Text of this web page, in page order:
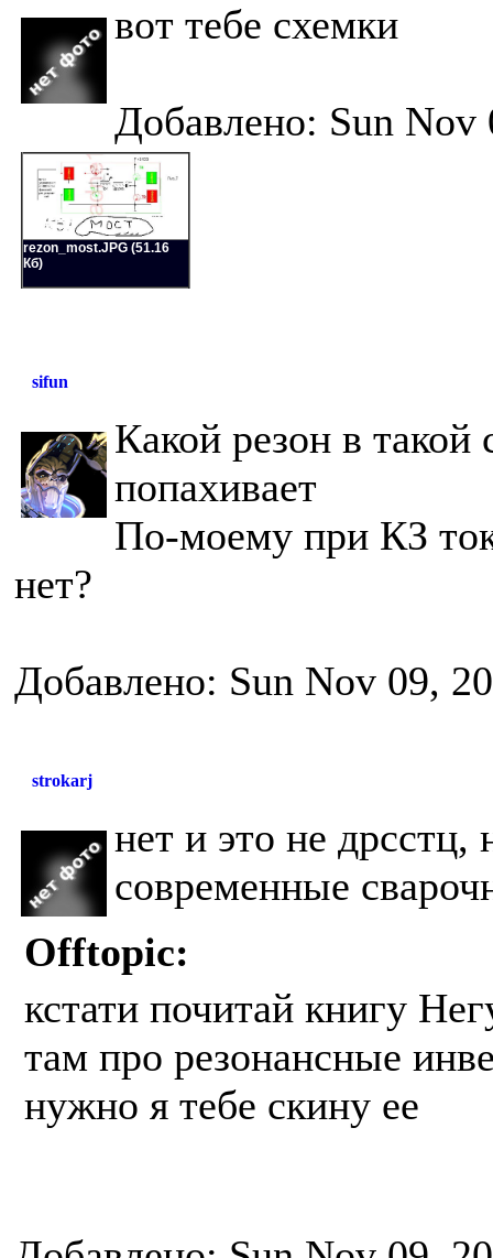
вот тебе схемки
Добавлено: Sun Nov
rezon_most.JPG (51.16
Кб)
sifun
Какой резон в
попахивает
По-моему при КЗ
нет?
Добавлено: Sun Nov 09,
strokarj
нет и это не дрсстц,
современные
Offtopic:
кстати почитай книгу
там про резонансные
нужно я тебе скину ее